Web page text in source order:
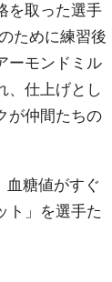
を取った選手
ために練習後
ーモンドミル
、仕上げとし
が仲間たちの
糖値がすぐ
ト」を選手た